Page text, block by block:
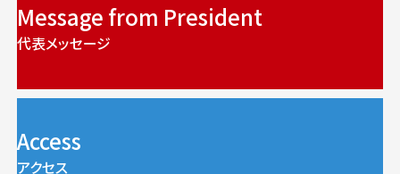
Message from President
代表メッセージ
Access
アクセス